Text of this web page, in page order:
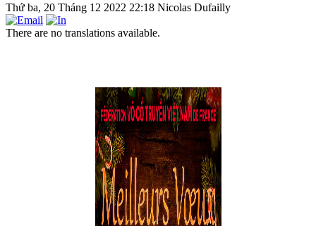
Thứ ba, 20 Tháng 12 2022 22:18 Nicolas Dufailly
There are no translations available.